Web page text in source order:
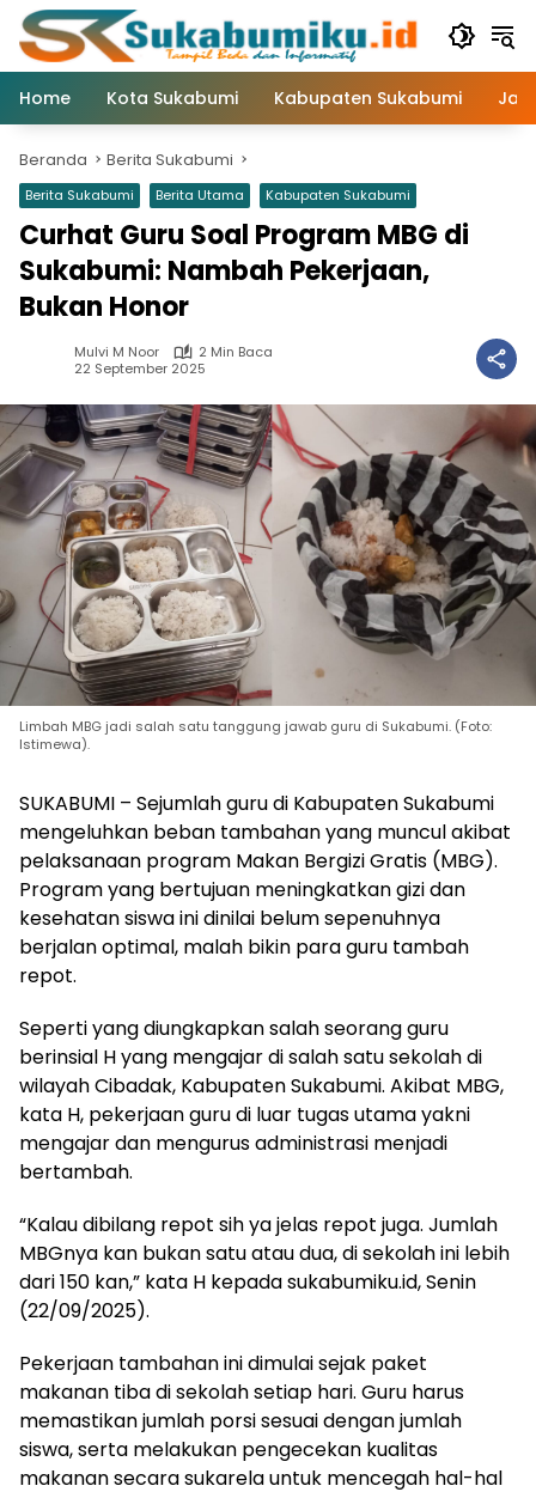
Langsung
konten
Home
Kota Sukabumi Kabupaten Sukabumi
Beranda Berita Sukabumi
Berita Sukabumi Berita Utama Kabupaten Sukabumi
Curhat Guru Soal Program MBG di
Sukabumi: Nambah Pekerjaan,
Bukan Honor
Mulvi M Noor
2 Min Baca
22 September 2025
Limbah MBG jadi salah satu tanggung jawab guru di Sukabumi. (Foto:
Istimewa).
SUKABUMI – Sejumlah guru di Kabupaten Sukabumi
mengeluhkan beban tambahan yang muncul akibat
pelaksanaan program Makan Bergizi Gratis (MBG).
Program yang bertujuan meningkatkan gizi dan
kesehatan siswa ini dinilai belum sepenuhnya
berjalan optimal, malah bikin para guru tambah
repot.
Seperti yang diungkapkan salah seorang guru
berinsial H yang mengajar di salah satu sekolah di
wilayah Cibadak, Kabupaten Sukabumi. Akibat MBG,
kata H, pekerjaan guru di luar tugas utama yakni
mengajar dan mengurus administrasi menjadi
bertambah.
“Kalau dibilang repot sih ya jelas repot juga. Jumlah
MBGnya kan bukan satu atau dua, di sekolah ini lebih
dari 150 kan,” kata H kepada sukabumiku.id, Senin
(22/09/2025).
Pekerjaan tambahan ini dimulai sejak paket
makanan tiba di sekolah setiap hari. Guru harus
memastikan jumlah porsi sesuai dengan jumlah
siswa, serta melakukan pengecekan kualitas
makanan secara sukarela untuk mencegah hal-hal